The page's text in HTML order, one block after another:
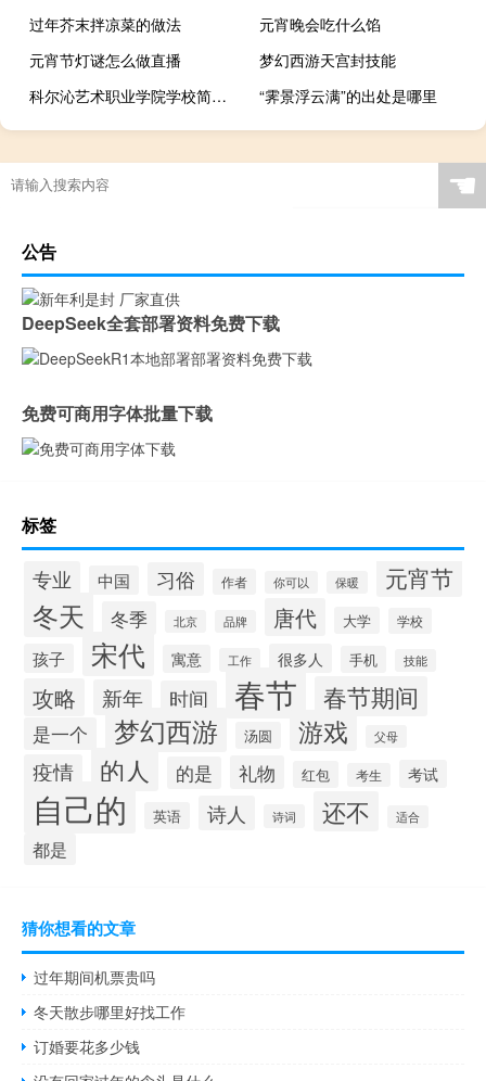
过年芥末拌凉菜的做法
元宵晚会吃什么馅
元宵节灯谜怎么做直播
梦幻西游天宫封技能
科尔沁艺术职业学院学校简称是什么
“霁景浮云满”的出处是哪里
☚
公告
DeepSeek全套部署资料免费下载
免费可商用字体批量下载
标签
专业 中国 习俗 作者 你可以 保暖 元宵节
冬天 冬季 北京 品牌 唐代 大学 学校
孩子 宋代 寓意 工作 很多人 手机 技能
攻略 新年 时间 春节 春节期间
是一个 梦幻西游 汤圆 游戏 父母
疫情 的人 的是 礼物 红包 考生 考试
自己的 英语 诗人 诗词 还不 适合
都是
猜你想看的文章
过年期间机票贵吗
冬天散步哪里好找工作
订婚要花多少钱